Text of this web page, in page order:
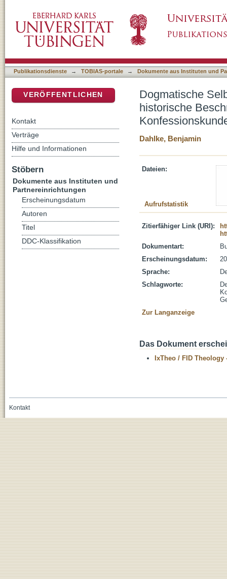
Funktionsvarianz der Konfessionskunde
Publikationsdienste → TOBIAS-portale → Dokumente aus Instituten und
Dogmatische
historische
Dahlke, Benjamin
Dateien:
Aufrufstatistik
Zitierfähiger Link (URI):
Dokumentart:
Erscheinungsdatum:
Sprache:
Schlagworte:
Zur Langanzeige
Das Dokument
IxTheo / FID Theology
VERÖFFENTLICHEN
Kontakt
Verträge
Hilfe und Informationen
Stöbern
Dokumente aus Instituten und
Partnereinrichtungen
Erscheinungsdatum
Autoren
Titel
DDC-Klassifikation
Kontakt